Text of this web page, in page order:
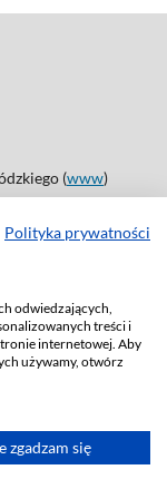
Polityka prywatności
odwiedzających,
treści i
internetowej. Aby
używamy, otwórz
zgadzam się
(www)